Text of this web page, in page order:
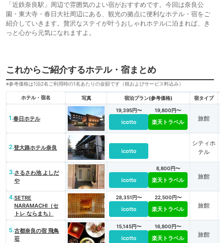
「近鉄奈良駅」周辺で雰囲気のよい宿がおすすめです。今回は奈良公
園・東大寺・春日大社周辺にある、観光の拠点に便利なホテル・宿をご
紹介していきます。贅沢なステイが叶うおしゃれホテルに泊まれば、き
っと心から元気になれますよ。
これからご紹介するホテル・宿まとめ
※参考価格は1泊2名ご利用時の1名あたりの金額です（税およびサービス料込み）
ホテル・宿名 写真 宿泊プラン(参考価格) 宿タイプ
1.春日ホテル
19,395円〜
icotto
19,800円〜
楽天トラベル 旅館
2.登大路ホテル奈良 icotto
シティホ
テル
3.さるさわ池 よしだ
や
icotto
8,800円〜
楽天トラベル 旅館
4.SETRE
NARAMACHI（セ
トレ ならまち）
28,351円〜
icotto
22,500円〜
楽天トラベル 旅館
5.古都奈良の宿 飛鳥
荘
15,145円〜
icotto
16,800円〜
楽天トラベル 旅館